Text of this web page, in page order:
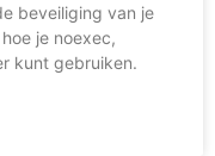
beveiliging van je
je noexec,
kunt gebruiken.